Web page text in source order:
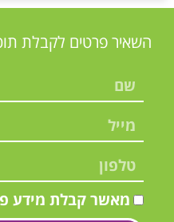
השאיר פרטים לקבלת
מאשר קבלת מידע